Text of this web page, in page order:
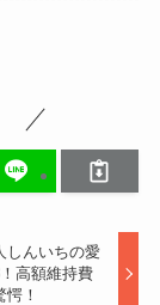
しんいちの愛
高額維持費
愕！